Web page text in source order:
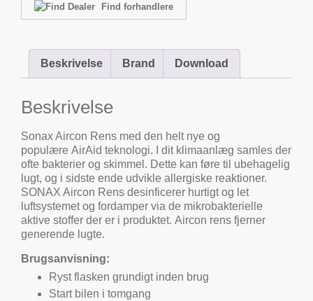
Find forhandlere
Beskrivelse Brand Download
Beskrivelse
Sonax Aircon Rens med den helt nye og
populære AirAid teknologi. I dit klimaanlæg samles der
ofte bakterier og skimmel. Dette kan føre til ubehagelig
lugt, og i sidste ende udvikle allergiske reaktioner.
SONAX Aircon Rens desinficerer hurtigt og let
luftsystemet og fordamper via de mikrobakterielle
aktive stoffer der er i produktet. Aircon rens fjerner
generende lugte.
Brugsanvisning:
Ryst flasken grundigt inden brug
Start bilen i tomgang